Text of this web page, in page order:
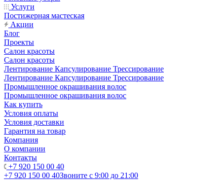
Услуги
Постижерная мастеская
Акции
Блог
Проекты
Салон красоты
Салон красоты
Лентирование Капсулирование Трессирование
Лентирование Капсулирование Трессирование
Промышленное окрашивания волос
Промышленное окрашивания волос
Как купить
Условия оплаты
Условия доставки
Гарантия на товар
Компания
О компании
Контакты
+7 920 150 00 40
+7 920 150 00 40Звоните с 9:00 до 21:00